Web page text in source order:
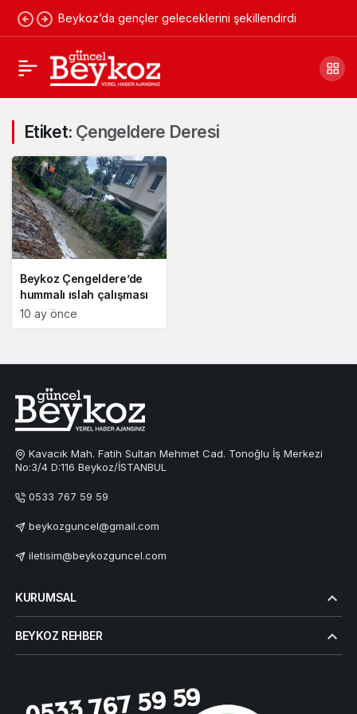
Beykoz’da gençler geleceklerini şekillendirdi
Etiket: Çengeldere Deresi
Beykoz Çengeldere’de
hummalı ıslah çalışması
10 ay önce
Kavacık Mah. Fatih Sultan Mehmet Cad. Tonoğlu İş Merkezi
No:3/4 D:116 Beykoz/İSTANBUL
0533 767 59 59
beykozguncel@gmail.com
iletisim@beykozguncel.com
KURUMSAL
BEYKOZ REHBER